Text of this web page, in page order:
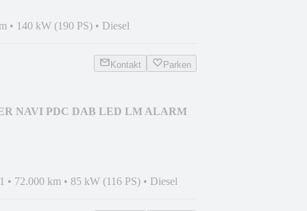
• 140 kW (190 PS) • Diesel
Kontakt Parken
NAVI PDC DAB LED LM ALARM
• 72.000 km • 85 kW (116 PS) • Diesel